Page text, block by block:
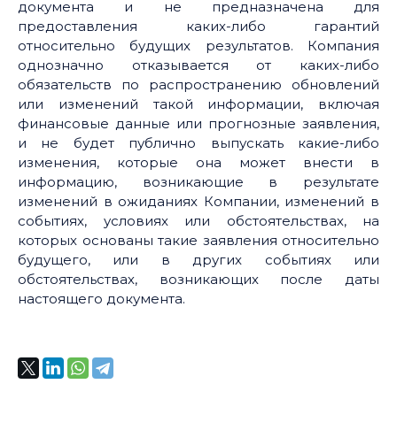
документа и не предназначена для
предоставления каких-либо гарантий
относительно будущих результатов. Компания
однозначно отказывается от каких-либо
обязательств по распространению обновлений
или изменений такой информации, включая
финансовые данные или прогнозные заявления,
и не будет публично выпускать какие-либо
изменения, которые она может внести в
информацию, возникающие в результате
изменений в ожиданиях Компании, изменений в
событиях, условиях или обстоятельствах, на
которых основаны такие заявления относительно
будущего, или в других событиях или
обстоятельствах, возникающих после даты
настоящего документа.